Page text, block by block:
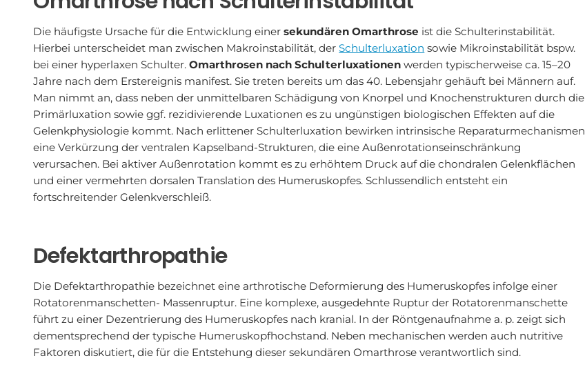
Die häufigste Ursache für die Entwicklung einersekundären Omarthrose ist die Schulterinstabilität.
Hierbei unterscheidet man zwischen Makroinstabilität, derSchulterluxation sowie Mikroinstabilität bspw.
bei einer hyperlaxen Schulter.Omarthrosen nach Schulterluxationen werden typischerweise ca. 15–20
Jahre nach dem Erstereignis manifest. Sie treten bereits um das 40. Lebensjahr gehäuft bei Männern auf.
Man nimmt an, dass neben der unmittelbaren Schädigung von Knorpel und Knochenstrukturen durch die
Primärluxation sowie ggf. rezidivierende Luxationen es zu ungünstigen biologischen Effekten auf die
Gelenkphysiologie kommt. Nach erlittener Schulterluxation bewirken intrinsische Reparaturmechanismen
eine Verkürzung der ventralen Kapselband-Strukturen, die eine Außenrotationseinschränkung
verursachen. Bei aktiver Außenrotation kommt es zu erhöhtem Druck auf die chondralen Gelenkflächen
und einer vermehrten dorsalen Translation des Humeruskopfes. Schlussendlich entsteht ein
fortschreitender Gelenkverschleiß.
Defektarthropathie
Die Defektarthropathie bezeichnet eine arthrotische Deformierung des Humeruskopfes infolge einer
Rotatorenmanschetten- Massenruptur. Eine komplexe, ausgedehnte Ruptur der Rotatorenmanschette
führt zu einer Dezentrierung des Humeruskopfes nach kranial. In der Röntgenaufnahme a. p. zeigt sich
dementsprechend der typische Humeruskopfhochstand. Neben mechanischen werden auch nutritive
Faktoren diskutiert, die für die Entstehung dieser sekundären Omarthrose verantwortlich sind.